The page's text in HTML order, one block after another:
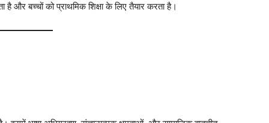
बच्चों को प्राथमिक शिक्षा के लिए तैयार करता है।